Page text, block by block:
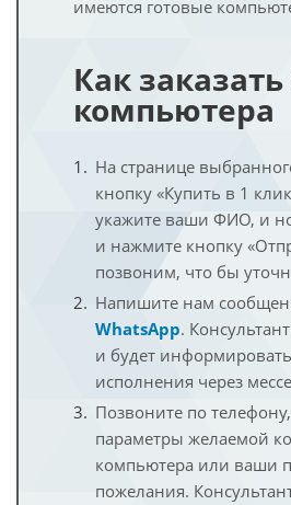
имеются готовые
Как
компьютера
На странице
кнопку «Купить в 1
укажите ваши ФИО, и
и нажмите кнопку
позвоним, что бы
Напишите нам
WhatsApp.
и будет
исполнения через
Позвоните по
параметры желаемой
компьютера или ваши
пожелания.